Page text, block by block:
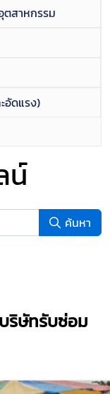
ตสาหกรรม
อัดแรง)
น์
ค้นหา
ริษัทรับซ่อม